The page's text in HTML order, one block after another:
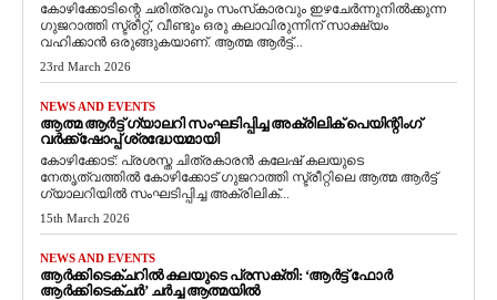
കോഴിക്കോടിന്റെ ചരിത്രവും സംസ്‌കാരവും ഇഴചേർന്നുനിൽക്കുന്ന
ഗുജറാത്തി സ്ട്രീറ്റ്, വീണ്ടും ഒരു കലാവിരുന്നിന് സാക്ഷ്യം
വഹിക്കാൻ ഒരുങ്ങുകയാണ്. ആത്മ ആർട്ട്...
23rd March 2026
NEWS AND EVENTS
ആത്മ ആർട്ട് ഗ്യാലറി സംഘടിപ്പിച്ച അക്രിലിക് പെയിന്റിംഗ്
വർക്ക്‌ഷോപ്പ് ശ്രദ്ധേയമായി
കോഴിക്കോട്: പ്രശസ്ത ചിത്രകാരൻ കലേഷ് കലയുടെ
നേതൃത്വത്തിൽ കോഴിക്കോട് ഗുജറാത്തി സ്ട്രീറ്റിലെ ആത്മ ആർട്ട്
ഗ്യാലറിയിൽ സംഘടിപ്പിച്ച അക്രിലിക്...
15th March 2026
NEWS AND EVENTS
ആർക്കിടെക്ചറിൽ കലയുടെ പ്രസക്തി: ‘ആർട്ട് ഫോർ
ആർക്കിടെക്ചർ’ ചർച്ച ആത്മയിൽ